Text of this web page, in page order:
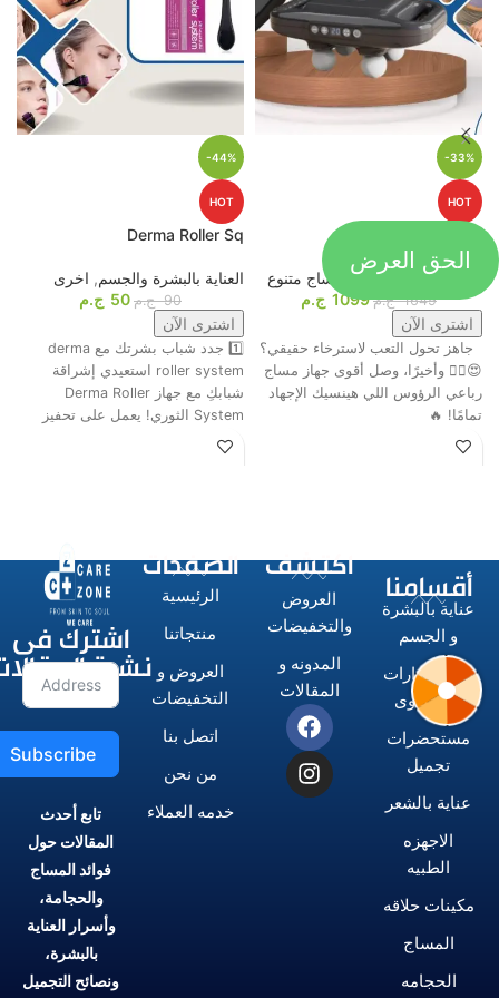
-33%
HOT
أجهزة المساج اجهزة مساج متنوع
1649 ج.م 1099 ج.م
اشترى الآن
جاهز تحول التعب لاسترخاء حقيقي؟
😍💆‍♂️ وأخيرًا، وصل أقوى جهاز مساج
رباعي الرؤوس اللي هينسيك الإجهاد
تمامًا! 🔥
-44%
HOT
Derma Roller Sq
العناية بالبشرة والجسم, اخرى
90 ج.م 50 ج.م
اشترى الآن
1️⃣ جدد شباب بشرتك مع derma
roller system استعيدي إشراقة
شبابكِ مع جهاز Derma Roller
System الثوري! يعمل على تحفيز
أقسامنا
عناية بالبشرة
و الجسم
الاستشوارات
و المكاوى
مستحضرات
تجميل
عناية بالشعر
الاجهزه
الطبيه
مكينات حلاقه
المساج
الحجامه
اكتشف
العروض
والتخفيضات
المدونه و
المقالات
الصفحات
الرئيسية
منتجاتنا
العروض و
التخفيضات
اتصل بنا
من نحن
خدمه العملاء
الحق العرض
اشترك فى
نشرة
Subscribe
تابع أحدث
المقالات حول
فوائد المساج
والحجامة،
وأسرار العناية
بالبشرة،
ونصائح التجميل